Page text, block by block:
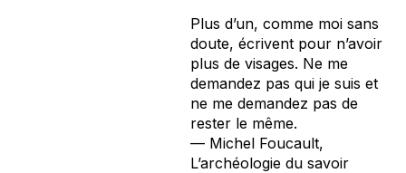
Plus d’un, comme moi sans
doute, écrivent pour n’avoir
plus de visages. Ne me
demandez pas qui je suis et
ne me demandez pas de
rester le même.
— Michel Foucault,
L’archéologie du savoir